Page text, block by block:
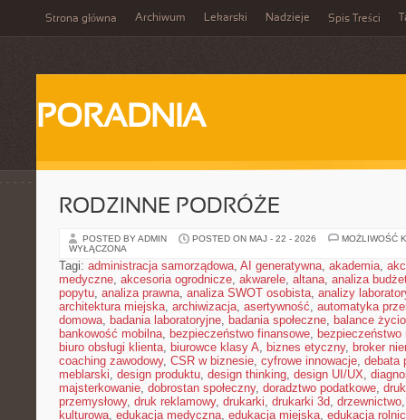
Strona główna Archiwum Lekarski Nadzieje Spis Treści
PORADNIA
RODZINNE PODRÓŻE
POSTED BY ADMIN POSTED ON MAJ - 22 - 2026
MOŻLIWOŚĆ
WYŁĄCZONA
Tagi: administracja samorządowa, AI generatywna, akademia,
medyczne, akcesoria ogrodnicze, akwarele, altana, analiza
popytu, analiza prawna, analiza SWOT osobista, analizy
architektura miejska, archiwizacja, asertywność, automatyka
domowa, badania laboratoryjne, badania społeczne, balance
bankowość mobilna, bezpieczeństwo finansowe, bezpieczeństwo
biuro obsługi klienta, biurowce klasy A, biznes etyczny, broker
coaching zawodowy, CSR w biznesie, cyfrowe innowacje, debata
meblarski, design produktu, design thinking, design UI/UX,
majsterkowanie, dobrostan społeczny, doradztwo podatkowe,
przemysłowy, druk reklamowy, drukarki, drukarki 3d, drzewnictwo
kulturowa, edukacja medyczna, edukacja miejska, edukacja